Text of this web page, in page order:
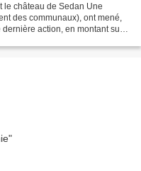
le château de Sedan Une
des communaux), ont mené,
action, en montant sur